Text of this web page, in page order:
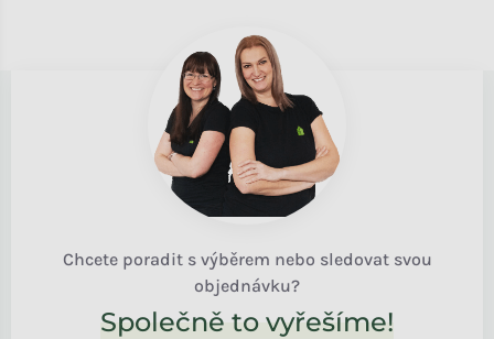
Chcete poradit s výběrem nebo sledovat svou
objednávku?
Společně to vyřešíme!